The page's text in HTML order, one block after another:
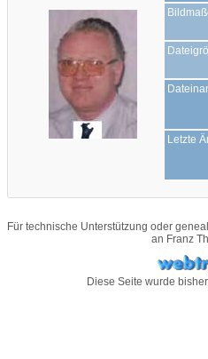
Letzte
Für technische Unterstützung oder
an Franz
Diese Seite wurde bisher